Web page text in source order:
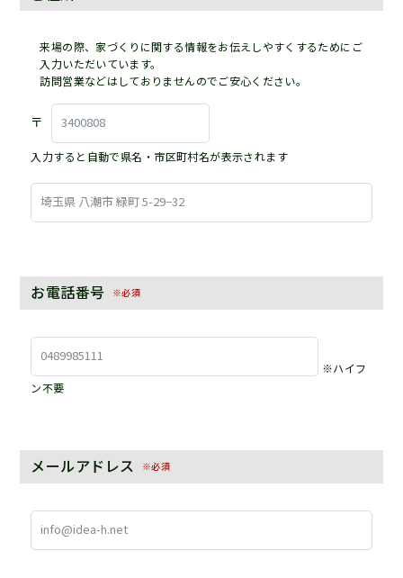
来場の際、家づくりに関する情報をお伝えしやすくするためにご
入力いただいています。
訪問営業などはしておりませんのでご安心ください。
〒
入力すると自動で県名・市区町村名が表示されます
お電話番号 ※必須
※ハイフ
ン不要
メールアドレス ※必須